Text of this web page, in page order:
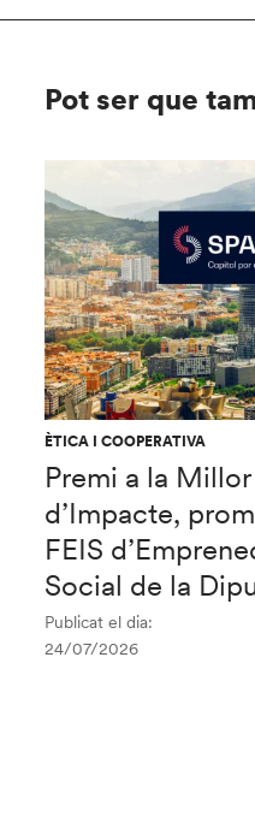
Pot ser que
ÈTICA I COOPERATIVA
Premi a la
d’Impacte,
FEIS
Social de la
Publicat el dia:
24/07/2026